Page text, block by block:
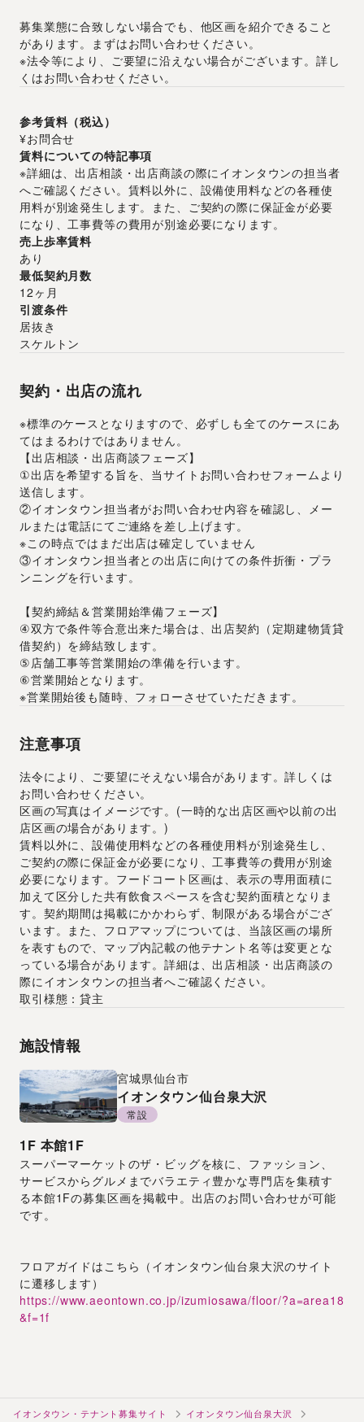
募集業態に合致しない場合でも、他区画を紹介できること
があります。まずはお問い合わせください。
※法令等により、ご要望に沿えない場合がございます。詳し
くはお問い合わせください。
参考賃料（税込）
¥お問合せ
賃料についての特記事項
※詳細は、出店相談・出店商談の際にイオンタウンの担当者
へご確認ください。賃料以外に、設備使用料などの各種使
用料が別途発生します。また、ご契約の際に保証金が必要
になり、工事費等の費用が別途必要になります。
売上歩率賃料
あり
最低契約月数
12ヶ月
引渡条件
居抜き
スケルトン
契約・出店の流れ
※標準のケースとなりますので、必ずしも全てのケースにあ
てはまるわけではありません。
【出店相談・出店商談フェーズ】
①出店を希望する旨を、当サイトお問い合わせフォームより
送信します。
②イオンタウン担当者がお問い合わせ内容を確認し、メー
ルまたは電話にてご連絡を差し上げます。
※この時点ではまだ出店は確定していません
③イオンタウン担当者との出店に向けての条件折衝・プラ
ンニングを行います。
【契約締結＆営業開始準備フェーズ】
④双方で条件等合意出来た場合は、出店契約（定期建物賃貸
借契約）を締結致します。
⑤店舗工事等営業開始の準備を行います。
⑥営業開始となります。
※営業開始後も随時、フォローさせていただきます。
注意事項
法令により、ご要望にそえない場合があります。詳しくは
お問い合わせください。
区画の写真はイメージです。(一時的な出店区画や以前の出
店区画の場合があります。)
賃料以外に、設備使用料などの各種使用料が別途発生し、
ご契約の際に保証金が必要になり、工事費等の費用が別途
必要になります。フードコート区画は、表示の専用面積に
加えて区分した共有飲食スペースを含む契約面積となりま
す。契約期間は掲載にかかわらず、制限がある場合がござ
います。また、フロアマップについては、当該区画の場所
を表すもので、マップ内記載の他テナント名等は変更とな
っている場合があります。詳細は、出店相談・出店商談の
際にイオンタウンの担当者へご確認ください。
取引様態：貸主
施設情報
宮城県仙台市
イオンタウン仙台泉大沢
常設
1F 本館1F
スーパーマーケットのザ・ビッグを核に、ファッション、
サービスからグルメまでバラエティ豊かな専門店を集積す
る本館1Fの募集区画を掲載中。出店のお問い合わせが可能
です。
フロアガイドはこちら（イオンタウン仙台泉大沢のサイト
に遷移します）
https://www.aeontown.co.jp/izumiosawa/floor/?a=area18
&f=1f
イオンタウン・テナント募集サイト
イオンタウン仙台泉大沢